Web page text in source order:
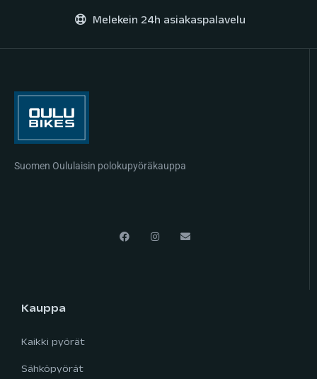
Melekein 24h asiakaspalavelu
Suomen Oululaisin polokupyöräkauppa
Kauppa
Kaikki pyörät
Sähköpyörät